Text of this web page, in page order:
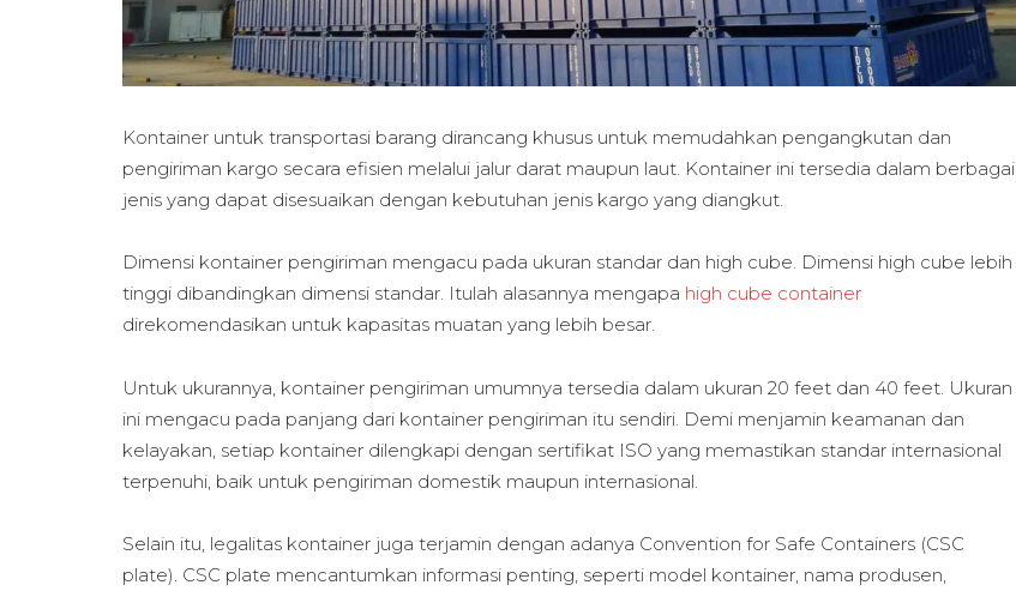
Kontainer untuk transportasi barang dirancang khusus untuk memudahkan pengangkutan dan
pengiriman kargo secara efisien melalui jalur darat maupun laut. Kontainer ini tersedia dalam berbagai
jenis yang dapat disesuaikan dengan kebutuhan jenis kargo yang diangkut.
Dimensi kontainer pengiriman mengacu pada ukuran standar dan high cube. Dimensi high cube lebih
tinggi dibandingkan dimensi standar. Itulah alasannya mengapa high cube container
direkomendasikan untuk kapasitas muatan yang lebih besar.
Untuk ukurannya, kontainer pengiriman umumnya tersedia dalam ukuran 20 feet dan 40 feet. Ukuran
ini mengacu pada panjang dari kontainer pengiriman itu sendiri. Demi menjamin keamanan dan
kelayakan, setiap kontainer dilengkapi dengan sertifikat ISO yang memastikan standar internasional
terpenuhi, baik untuk pengiriman domestik maupun internasional.
Selain itu, legalitas kontainer juga terjamin dengan adanya Convention for Safe Containers (CSC
plate). CSC plate mencantumkan informasi penting, seperti model kontainer, nama produsen,